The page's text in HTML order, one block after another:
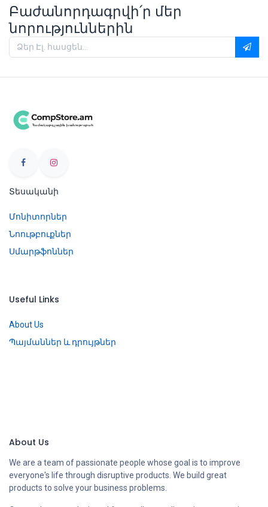
Բաժանորդագրվի՛ր մեր
նորություններին
Տեսականի
Մոնիտորներ
Նոութբուքներ
Սմարթֆոններ
Useful Links
About Us
Պայմաններ և դրույթներ
About Us
We are a team of passionate people whose goal is to improve
everyone's life through disruptive products. We build great
products to solve your business problems.